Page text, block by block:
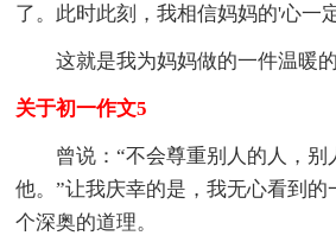
了。此时此刻，我相信妈妈的'心一
这就是我为妈妈做的一件温暖的
关于初一作文5
曾说：“不会尊重别人的人，别
他。”让我庆幸的是，我无心看到
个深奥的道理。